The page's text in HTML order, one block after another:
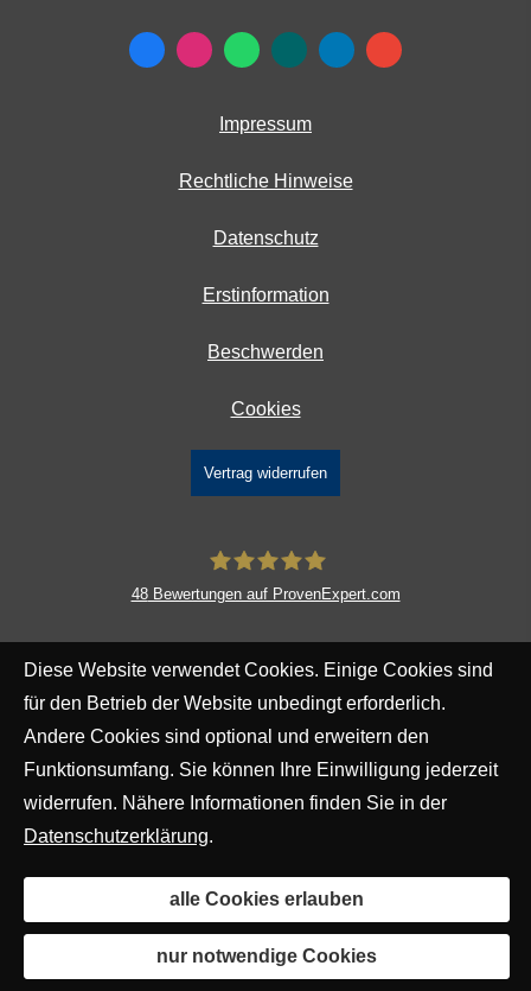
Impressum
Rechtliche Hinweise
Datenschutz
Erstinformation
Beschwerden
Cookies
Vertrag widerrufen
Co. KG
48Bewertungen auf ProvenExpert.com
Diese Website verwendet Cookies. Einige Cookies sind
für den Betrieb der Website unbedingt erforderlich.
Andere Cookies sind optional und erweitern den
Funktionsumfang. Sie können Ihre Einwilligung jederzeit
widerrufen. Nähere Informationen finden Sie in der
Datenschutzerklärung.
alle Cookies erlauben
nur notwendige Cookies